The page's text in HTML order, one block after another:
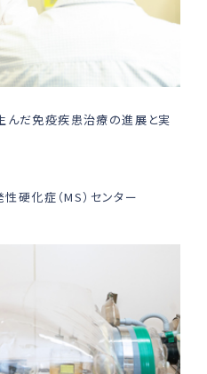
んだ免疫疾患治療の進展と実
硬化症（MS）センター